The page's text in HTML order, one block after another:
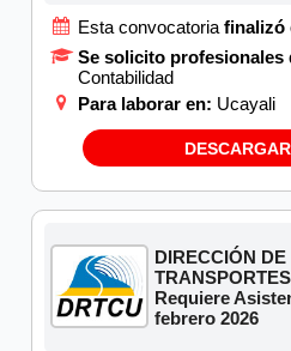
Esta convocatoriafinalizó
Se solicito profesionales
Contabilidad
Para laborar en: Ucayali
DIRECCIÓN DE
Requiere
febrero 2026